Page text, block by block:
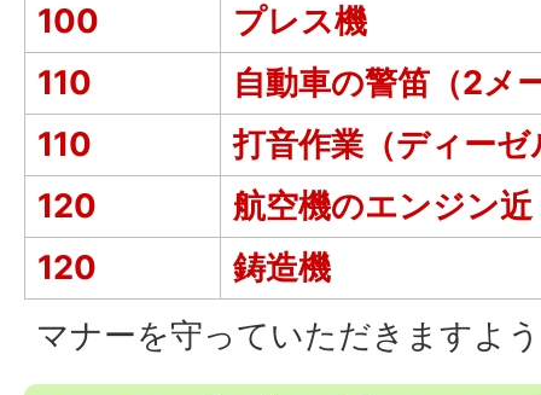
100
プレス機
110
自動車の警笛（2メ
110
打音作業（ディー
120
航空機のエンジン近
120
鋳造機
マナーを守っていただきますよ